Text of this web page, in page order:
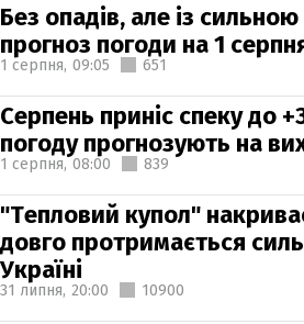
Без опадів, але із
прогноз погоди на 1
1 серпня, 09:05 651
Серпень приніс спеку до
погоду прогнозують на
1 серпня, 08:00 839
"Тепловий купол"
довго протримається
Україні
31 липня, 20:00 10900